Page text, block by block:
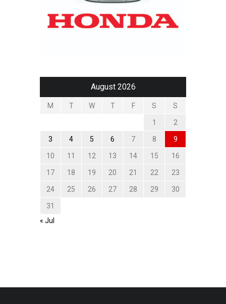
August 2026
M T W T F S S
1 2
3 4 5 6 7 8 9
10 11 12 13 14 15 16
17 18 19 20 21 22 23
24 25 26 27 28 29 30
31
« Jul